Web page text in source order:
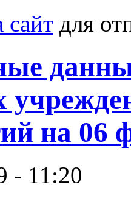
сайт для
на 06
- 11:20